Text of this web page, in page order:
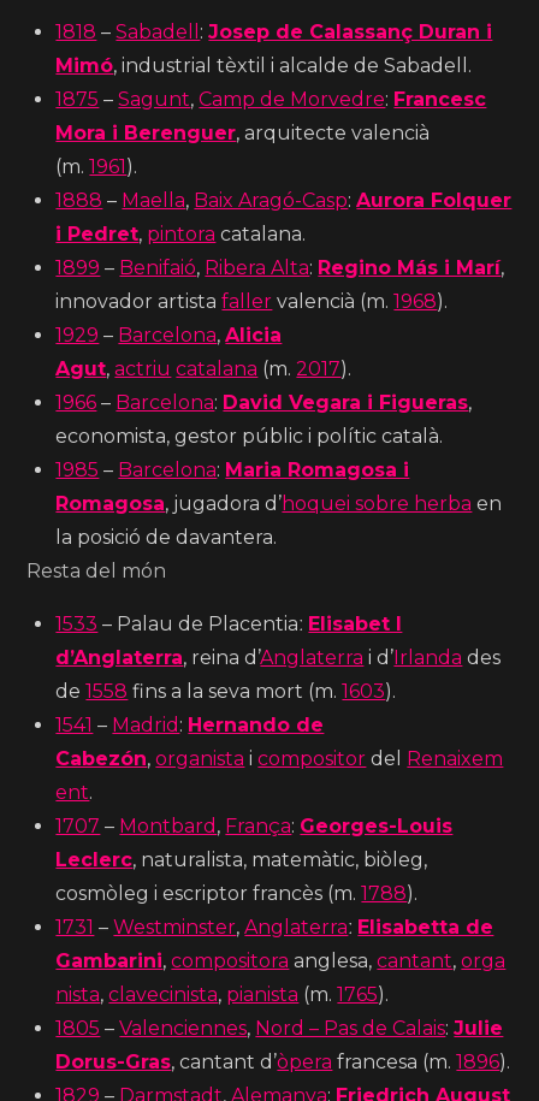
1818 –Sabadell :Josep de Calassanç Duran i
Mimó, industrial tèxtil i alcalde de Sabadell.
1875 –Sagunt,Camp de Morvedre: Francesc
Mora i Berenguer, arquitecte valencià
(m.1961).
1888 – Maella, Baix Aragó-Casp:Aurora Folquer
i Pedret, pintora catalana.
1899 – Benifaió, Ribera Alta: Regino Más i Marí,
innovador artistafaller valencià (m.1968).
1929 – Barcelona,Alicia
Agut,actriu catalana (m.2017).
1966 – Barcelona: David Vegara i Figueras,
economista, gestor públic i polític català.
1985 – Barcelona: Maria Romagosa i
Romagosa, jugadora d’hoquei sobre herba en
la posició de davantera.
Resta del món
1533 – Palau de Placentiaː Elisabet I
d’Anglaterra, reina d’Anglaterra i d’Irlanda des
de1558 fins a la seva mort (m.1603).
1541 – Madrid : Hernando de
Cabezón,organista icompositor del Renaixem
ent.
1707 – Montbard , França: Georges-Louis
Leclerc, naturalista, matemàtic, biòleg,
cosmòleg i escriptor francès (m.1788).
1731 –Westminster,Anglaterraː Elisabetta de
Gambarini,compositora anglesa,cantant,orga
nista,clavecinista, pianista (m.1765).
1805 –Valenciennes, Nord – Pas de Calais:Julie
Dorus-Gras, cantant d’òpera francesa (m.1896).
1829 – Darmstadt,Alemanya: Friedrich August